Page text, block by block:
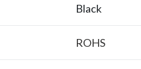
Black
ROHS